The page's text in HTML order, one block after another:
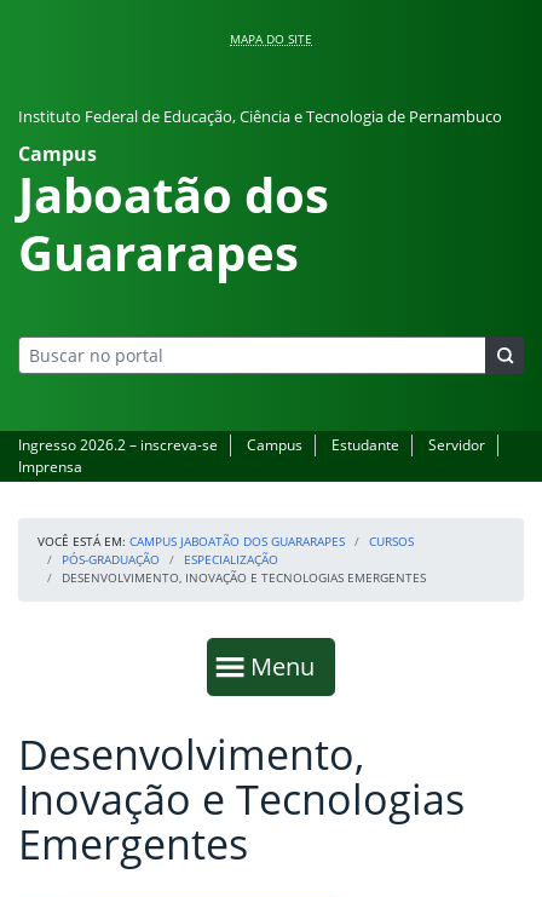
MAPA DO SITE
Instituto Federal de Educação, Ciência e Tecnologia de Pernambuco
Campus
Jaboatão dos
Guararapes
Ingresso 2026.2 – inscreva-se Campus Estudante
Servidor
Imprensa
VOCÊ ESTÁ EM: CAMPUS JABOATÃO DOS GUARARAPES
CURSOS
PÓS-GRADUAÇÃO
ESPECIALIZAÇÃO
DESENVOLVIMENTO, INOVAÇÃO E TECNOLOGIAS EMERGENTES
Mostrar
Menu
Fim da navegação
Início do conteúdo
Desenvolvimento,
Inovação e Tecnologias
Emergentes